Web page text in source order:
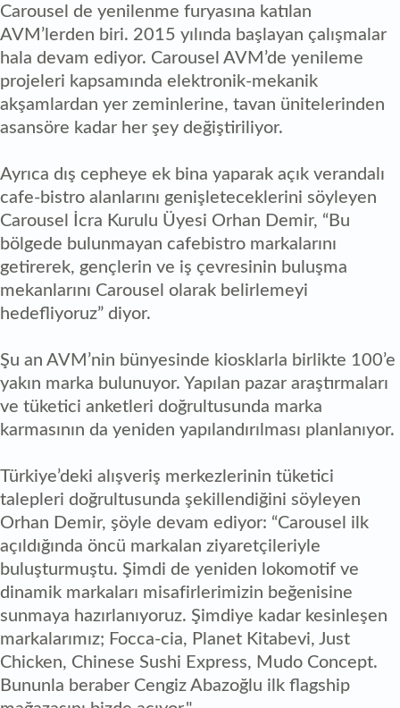
Carousel de yenilenme furyasına katılan
AVM’lerden biri. 2015 yılında başlayan çalışmalar
hala devam ediyor. Carousel AVM’de yenileme
projeleri kapsamında elektronik-mekanik
akşamlardan yer zeminlerine, tavan ünitelerinden
asansöre kadar her şey değiştiriliyor.
Ayrıca dış cepheye ek bina yaparak açık verandalı
cafe-bistro alanlarını genişleteceklerini söyleyen
Carousel İcra Kurulu Üyesi Orhan Demir, “Bu
bölgede bulunmayan cafebistro markalarını
getirerek, gençlerin ve iş çevresinin buluşma
mekanlarını Carousel olarak belirlemeyi
hedefliyoruz” diyor.
Şu an AVM’nin bünyesinde kiosklarla birlikte 100’e
yakın marka bulunuyor. Yapılan pazar araştırmaları
ve tüketici anketleri doğrultusunda marka
karmasının da yeniden yapılandırılması planlanıyor.
Türkiye’deki alışveriş merkezlerinin tüketici
talepleri doğrultusunda şekillendiğini söyleyen
Orhan Demir, şöyle devam ediyor: “Carousel ilk
açıldığında öncü markalan ziyaretçileriyle
buluşturmuştu. Şimdi de yeniden lokomotif ve
dinamik markaları misafirlerimizin beğenisine
sunmaya hazırlanıyoruz. Şimdiye kadar kesinleşen
markalarımız; Focca-cia, Planet Kitabevi, Just
Chicken, Chinese Sushi Express, Mudo Concept.
Bununla beraber Cengiz Abazoğlu ilk flagship